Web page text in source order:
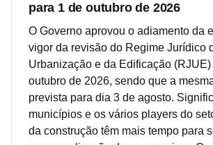
para 1 de outubro de 2026
O Governo aprovou o adiamento da
vigor da revisão do Regime Jurídico
Urbanização e da Edificação
outubro de 2026, sendo que a
prevista para dia 3 de agosto.
municípios e os vários players do
da construção têm mais tempo para